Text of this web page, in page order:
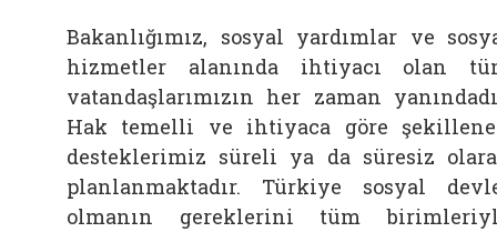
Bakanlığımız, sosyal yardımlar ve
hizmetler alanında ihtiyacı olan
vatandaşlarımızın her zaman
Hak temelli ve ihtiyaca göre
desteklerimiz süreli ya da süresiz
planlanmaktadır. Türkiye sosyal
olmanın gereklerini tüm